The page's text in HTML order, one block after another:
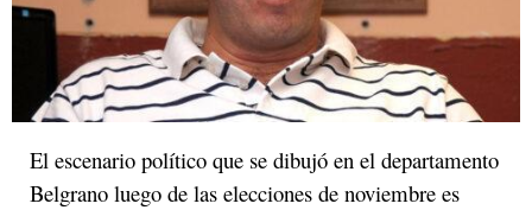
El escenario político que se dibujó en el departamento
Belgrano luego de las elecciones de noviembre es